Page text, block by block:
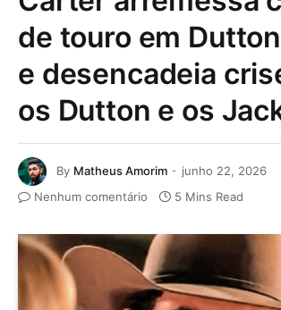
de touro em
e desencadeia
os Dutton e os
By Matheus Amorim
junho 22, 2026
Nenhum comentário
5 Mins Read